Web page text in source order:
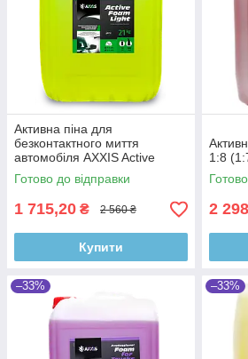
Активна піна для
безконтактного миття
автомобіля AXXIS Active
Foam Light
Готово до відправки
1 715,20 ₴ 2 560 ₴
Купити
1:8
2
–33% –33%